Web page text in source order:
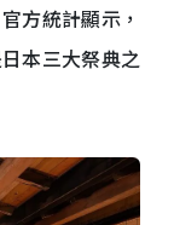
方統計顯示，
本三大祭典之